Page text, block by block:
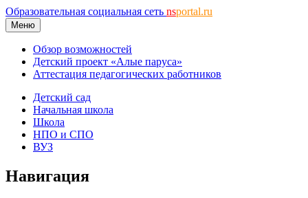
Образовательная социальная сеть nsportal.ru
Меню
Обзор возможностей
Детский проект «Алые паруса»
Аттестация педагогических работников
Детский сад
Начальная школа
Школа
НПО и СПО
ВУЗ
Навигация